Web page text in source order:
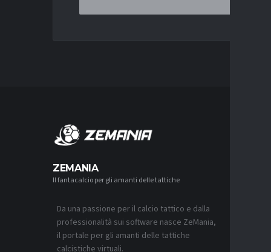
ZEMANIA
Il fantacalcio per gli amanti delle tattiche
Da una passione per il calcio tattico e dalla
professionalità sui software nasce ZeMania,
il portale per gli amanti delle tattiche
calcistiche virtuali.